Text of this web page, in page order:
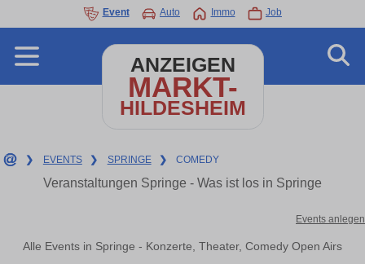
Event Auto Immo Job
ANZEIGEN
MARKT-
HILDESHEIM
❯ EVENTS ❯ SPRINGE ❯ COMEDY
Veranstaltungen Springe - Was ist los in Springe
Events anlegen
Alle Events in Springe - Konzerte, Theater, Comedy Open Airs